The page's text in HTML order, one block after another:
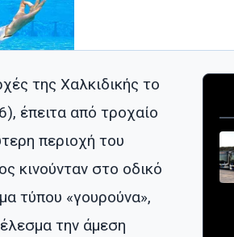
της Χαλκιδικής το
έπειτα από τροχαίο
περιοχή του
κινούνταν στο οδικό
τύπου «γουρούνα»,
την άμεση